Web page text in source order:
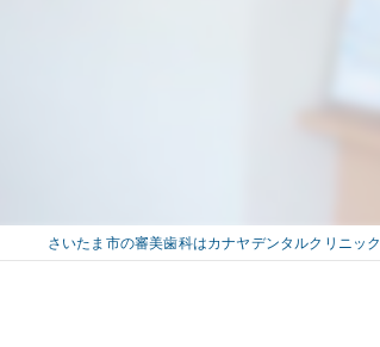
さいたま市の審美歯科はカナヤデンタルクリニック